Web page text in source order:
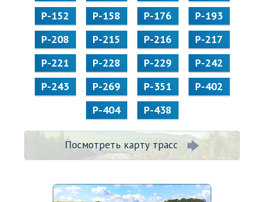
Р-152
Р-158 Р-176
Р-193
Р-208
Р-215 Р-216
Р-217
Р-221
Р-228 Р-229
Р-242
Р-243
Р-269 Р-351
Р-402
Р-404
Р-438
Посмотреть карту трасс